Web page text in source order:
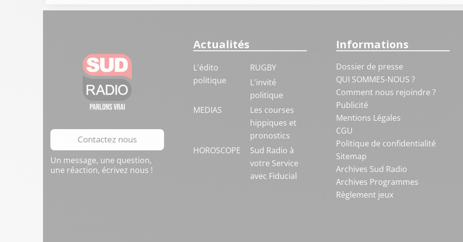
Contactez nous
Un message, une question,
une réaction, écrivez nous !
Actualités
L'édito
politique
RUGBY
L'invité
politique
MEDIAS
Les courses
hippiques et
pronostics
HOROSCOPE
Sud Radio à
votre Service
avec Fiducial
Informations
Dossier de presse
QUI SOMMES-NOUS ?
Comment nous rejoindre ?
Publicité
Mentions Légales
CGU
Politique de confidentialité
Sitemap
Archives Sud Radio
Archives Programmes
Règlement jeux